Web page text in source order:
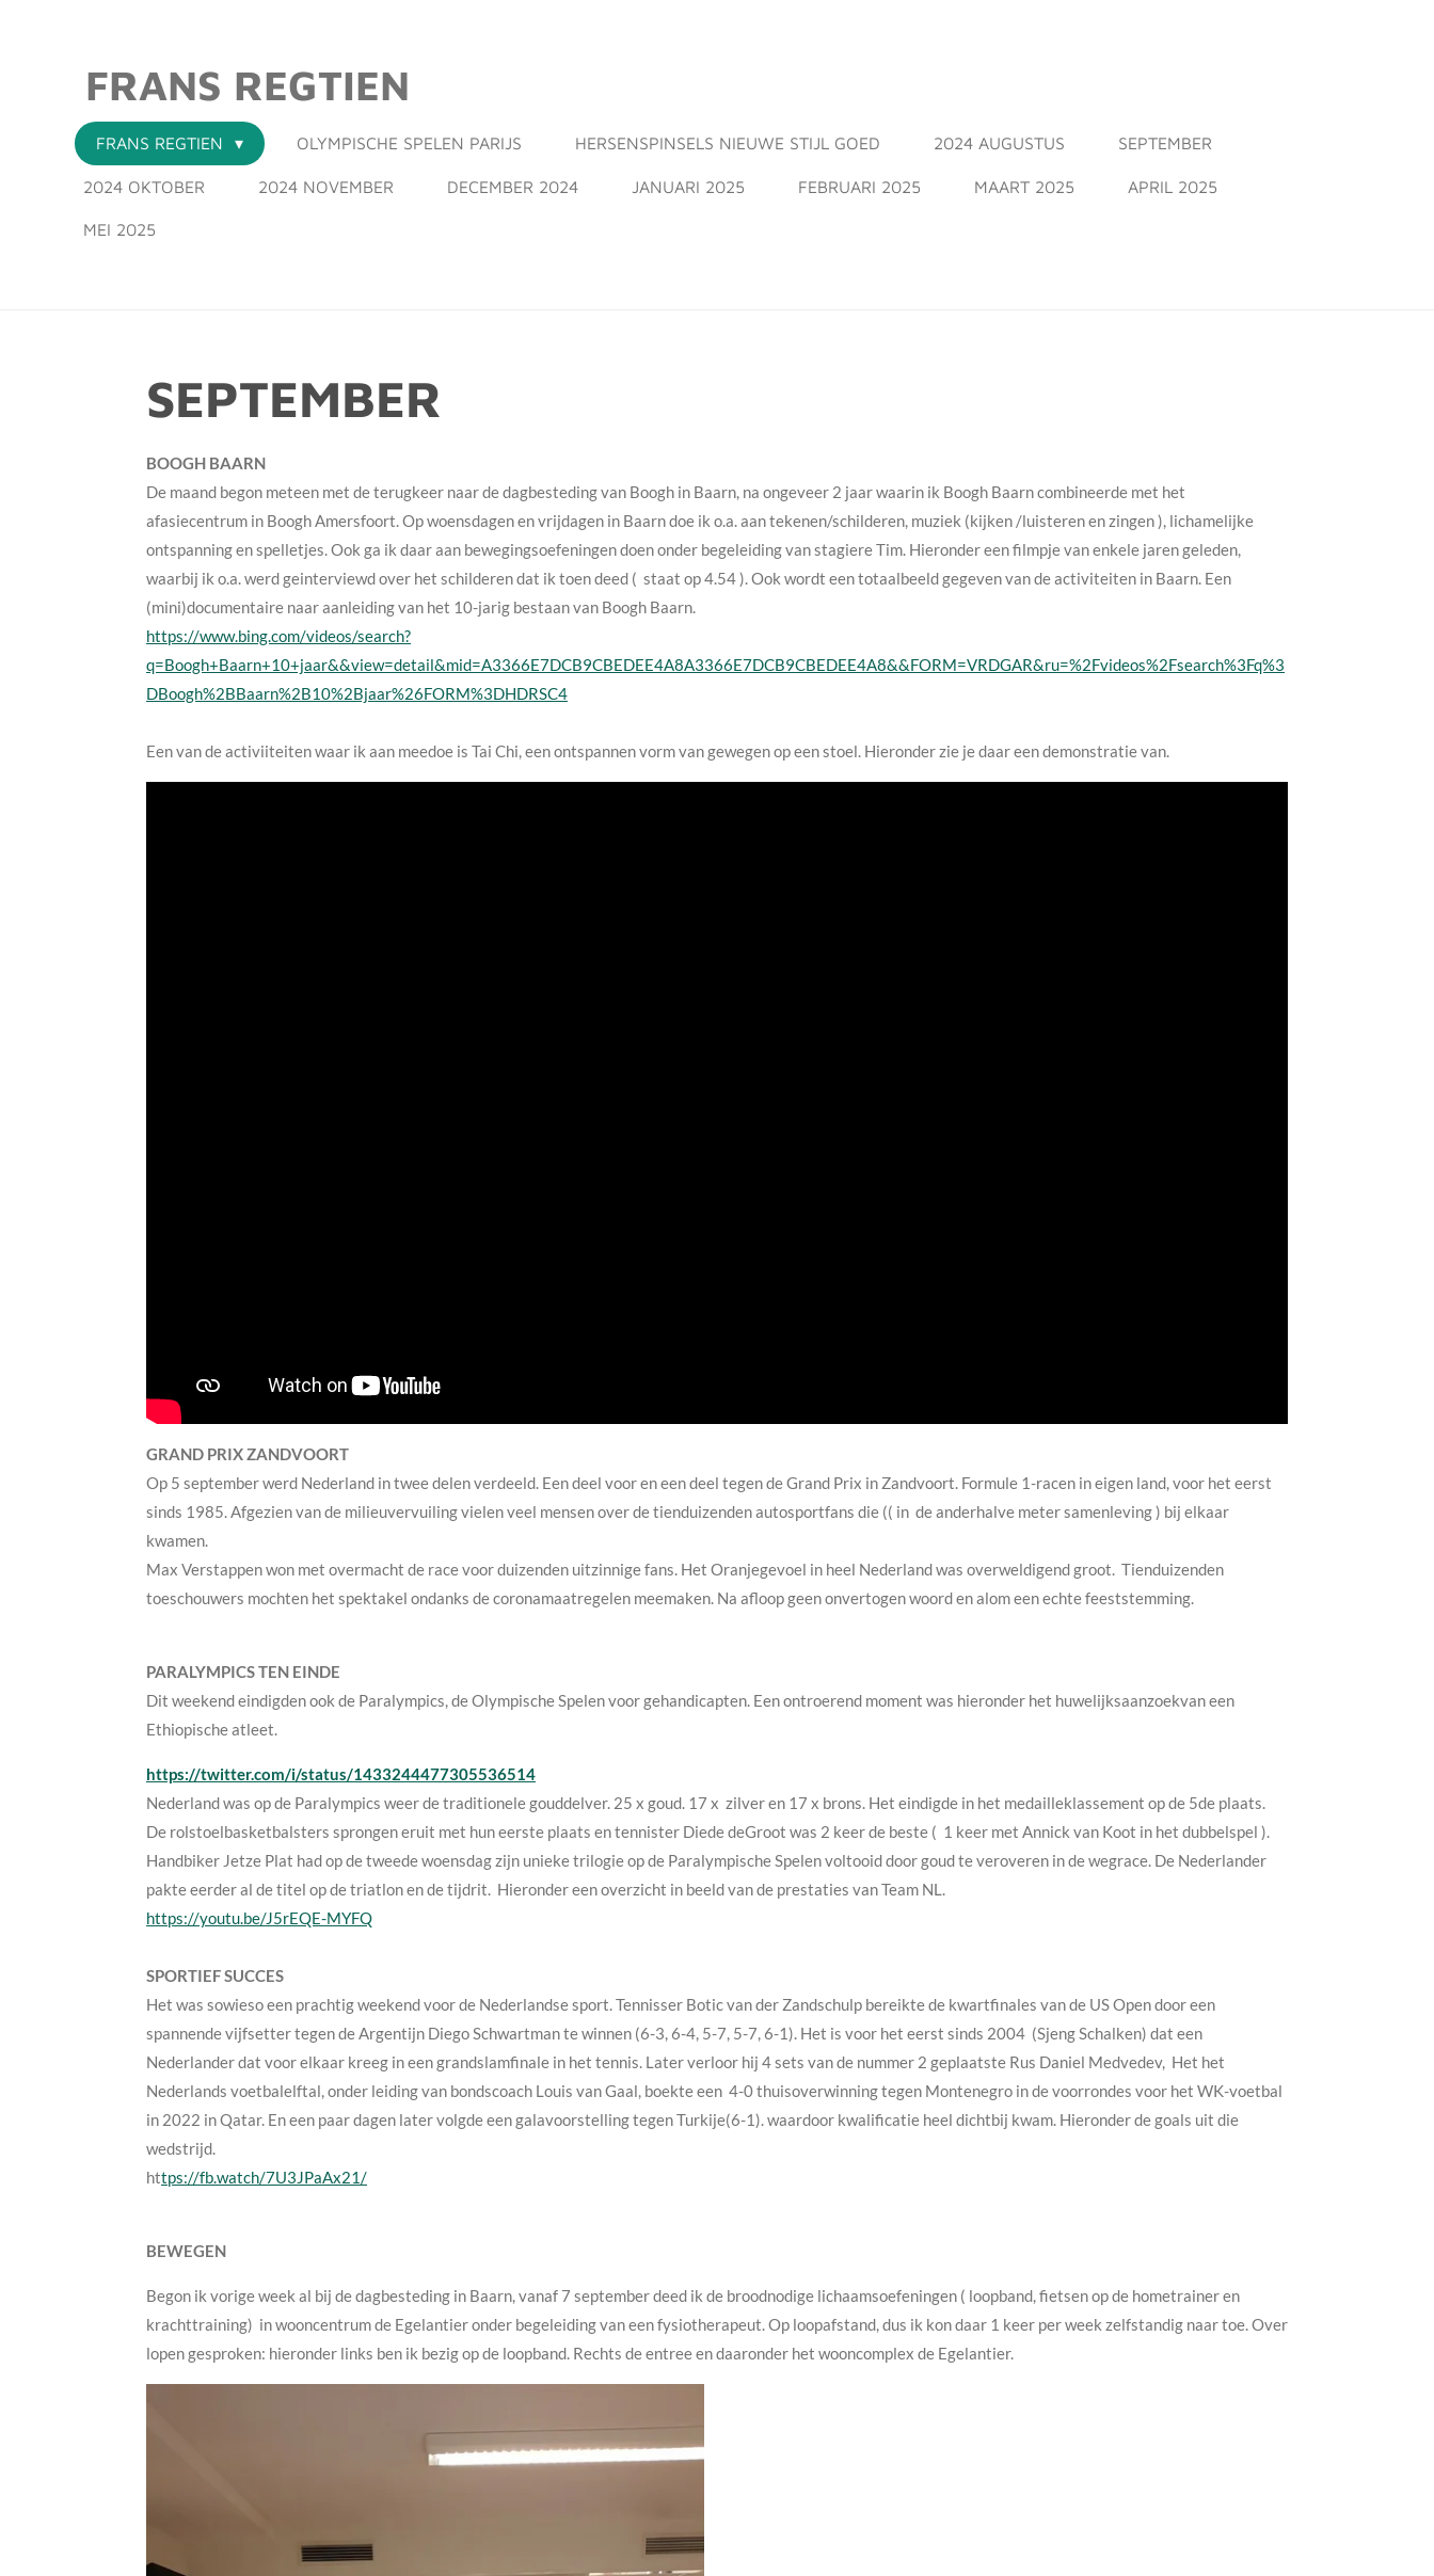
hoofdinhoud
FRANS REGTIEN
FRANS REGTIEN OLYMPISCHE SPELEN PARIJS HERSENSPINSELS NIEUWE STIJL GOED 2024 AUGUSTUS SEPTEMBER
2024 OKTOBER 2024 NOVEMBER DECEMBER 2024 JANUARI 2025 FEBRUARI 2025 MAART 2025 APRIL 2025
MEI 2025
SEPTEMBER
BOOGH BAARN
De maand begon meteen met de terugkeer naar de dagbesteding van Boogh in Baarn, na ongeveer 2 jaar waarin ik Boogh Baarn combineerde met het
afasiecentrum in Boogh Amersfoort. Op woensdagen en vrijdagen in Baarn doe ik o.a. aan tekenen/schilderen, muziek (kijken /luisteren en zingen ), lichamelijke
ontspanning en spelletjes. Ook ga ik daar aan bewegingsoefeningen doen onder begeleiding van stagiere Tim. Hieronder een filmpje van enkele jaren geleden,
waarbij ik o.a. werd geinterviewd over het schilderen dat ik toen deed ( staat op 4.54 ). Ook wordt een totaalbeeld gegeven van de activiteiten in Baarn. Een
(mini)documentaire naar aanleiding van het 10-jarig bestaan van Boogh Baarn.
https://www.bing.com/videos/search?
q=Boogh+Baarn+10+jaar&&view=detail&mid=A3366E7DCB9CBEDEE4A8A3366E7DCB9CBEDEE4A8&&FORM=VRDGAR&ru=%2Fvideos%2Fsearch%3Fq%3
DBoogh%2BBaarn%2B10%2Bjaar%26FORM%3DHDRSC4
Een van de activiiteiten waar ik aan meedoe is Tai Chi, een ontspannen vorm van gewegen op een stoel. Hieronder zie je daar een demonstratie van.
GRAND PRIX ZANDVOORT
Op 5 september werd Nederland in twee delen verdeeld. Een deel voor en een deel tegen de Grand Prix in Zandvoort. Formule 1-racen in eigen land, voor het eerst
sinds 1985. Afgezien van de milieuvervuiling vielen veel mensen over de tienduizenden autosportfans die (( in de anderhalve meter samenleving ) bij elkaar
kwamen.
Max Verstappen won met overmacht de race voor duizenden uitzinnige fans. Het Oranjegevoel in heel Nederland was overweldigend groot. Tienduizenden
toeschouwers mochten het spektakel ondanks de coronamaatregelen meemaken. Na afloop geen onvertogen woord en alom een echte feeststemming.
PARALYMPICS TEN EINDE
Dit weekend eindigden ook de Paralympics, de Olympische Spelen voor gehandicapten. Een ontroerend moment was hieronder het huwelijksaanzoekvan een
Ethiopische atleet.
https://twitter.com/i/status/1433244477305536514
Nederland was op de Paralympics weer de traditionele gouddelver. 25 x goud. 17 x zilver en 17 x brons. Het eindigde in het medailleklassement op de 5de plaats.
De rolstoelbasketbalsters sprongen eruit met hun eerste plaats en tennister Diede deGroot was 2 keer de beste ( 1 keer met Annick van Koot in het dubbelspel ).
Handbiker Jetze Plat had op de tweede woensdag zijn unieke trilogie op de Paralympische Spelen voltooid door goud te veroveren in de wegrace. De Nederlander
pakte eerder al de titel op de triatlon en de tijdrit. Hieronder een overzicht in beeld van de prestaties van Team NL.
https://youtu.be/J5rEQE-MYFQ
SPORTIEF SUCCES
Het was sowieso een prachtig weekend voor de Nederlandse sport. Tennisser Botic van der Zandschulp bereikte de kwartfinales van de US Open door een
spannende vijfsetter tegen de Argentijn Diego Schwartman te winnen (6-3, 6-4, 5-7, 5-7, 6-1). Het is voor het eerst sinds 2004 (Sjeng Schalken) dat een
Nederlander dat voor elkaar kreeg in een grandslamfinale in het tennis. Later verloor hij 4 sets van de nummer 2 geplaatste Rus Daniel Medvedev, Het het
Nederlands voetbalelftal, onder leiding van bondscoach Louis van Gaal, boekte een 4-0 thuisoverwinning tegen Montenegro in de voorrondes voor het WK-voetbal
in 2022 in Qatar. En een paar dagen later volgde een galavoorstelling tegen Turkije(6-1). waardoor kwalificatie heel dichtbij kwam. Hieronder de goals uit die
wedstrijd.
https://fb.watch/7U3JPaAx21/
BEWEGEN
Begon ik vorige week al bij de dagbesteding in Baarn, vanaf 7 september deed ik de broodnodige lichaamsoefeningen ( loopband, fietsen op de hometrainer en
krachttraining) in wooncentrum de Egelantier onder begeleiding van een fysiotherapeut. Op loopafstand, dus ik kon daar 1 keer per week zelfstandig naar toe. Over
lopen gesproken: hieronder links ben ik bezig op de loopband. Rechts de entree en daaronder het wooncomplex de Egelantier.